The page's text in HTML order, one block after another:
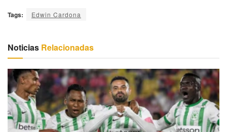
Tags: Edwin Cardona
Noticias Relacionadas